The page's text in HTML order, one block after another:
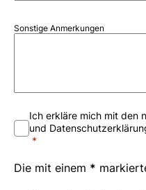
Sonstige Anmerkungen
Ich erkläre mich mit den
und
Die mit einem *